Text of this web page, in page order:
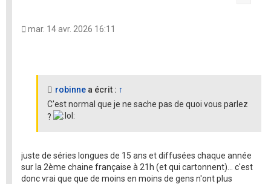
mar. 14 avr. 2026 16:11
robinne a écrit : ↑
C'est normal que je ne sache pas de quoi vous parlez
?
juste de séries longues de 15 ans et diffusées chaque année
sur la 2ème chaine française à 21h (et qui cartonnent)... c'est
donc vrai que que de moins en moins de gens n'ont plus